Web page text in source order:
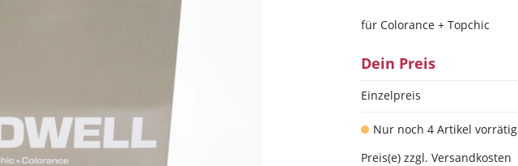
für Colorance + Topchic
Dein Preis
Einzelpreis
Nur noch 4 Artikel vorrätig
Preis(e) zzgl. Versandkosten